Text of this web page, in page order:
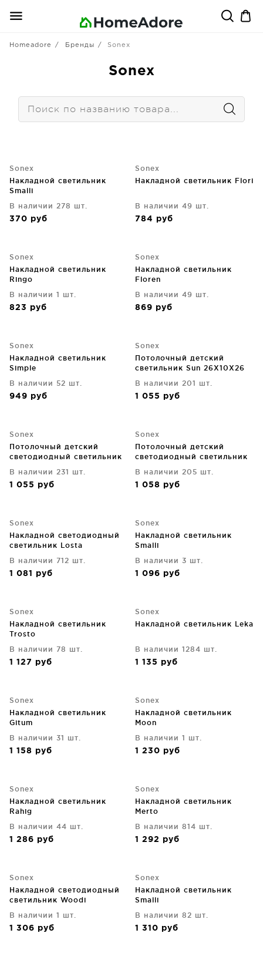
Homeadore Бренды Sonex
Sonex
Sonex
Накладной светильник
Smalli
В наличии 278 шт.
370 руб
Sonex
Накладной светильник Flori
В наличии 49 шт.
784 руб
Sonex
Накладной светильник
Ringo
В наличии 1 шт.
823 руб
Sonex
Накладной светильник
Floren
В наличии 49 шт.
869 руб
Sonex
Накладной светильник
Simple
В наличии 52 шт.
949 руб
Sonex
Потолочный детский
светильник Sun 26X10X26
В наличии 201 шт.
1 055 руб
Sonex
Потолочный детский
светодиодный светильник
В наличии 231 шт.
1 055 руб
Sonex
Потолочный детский
светодиодный светильник
В наличии 205 шт.
1 058 руб
Sonex
Накладной светодиодный
светильник Losta
В наличии 712 шт.
1 081 руб
Sonex
Накладной светильник
Smalli
В наличии 3 шт.
1 096 руб
Sonex
Накладной светильник
Trosto
В наличии 78 шт.
1 127 руб
Sonex
Накладной светильник Leka
В наличии 1284 шт.
1 135 руб
Sonex
Накладной светильник
Gitum
В наличии 31 шт.
1 158 руб
Sonex
Накладной светильник
Moon
В наличии 1 шт.
1 230 руб
Sonex
Накладной светильник
Rahig
В наличии 44 шт.
1 286 руб
Sonex
Накладной светильник
Merto
В наличии 814 шт.
1 292 руб
Sonex
Накладной светодиодный
светильник Woodi
В наличии 1 шт.
1 306 руб
Sonex
Накладной светильник
Smalli
В наличии 82 шт.
1 310 руб